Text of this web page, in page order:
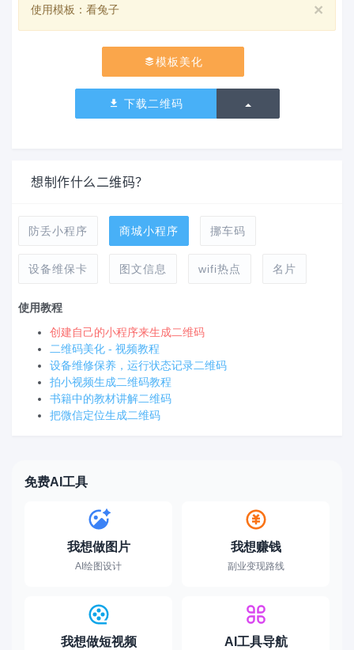
×
使用模板：看兔子
模板美化
下载二维码 切换下拉列表
想制作什么二维码？
防丢小程序 商城小程序 挪车码
设备维保卡 图文信息 wifi热点 名片
使用教程
创建自己的小程序来生成二维码
二维码美化 - 视频教程
设备维修保养，运行状态记录二维码
拍小视频生成二维码教程
书籍中的教材讲解二维码
把微信定位生成二维码
免费AI工具
我想做图片
AI绘图设计
我想赚钱
副业变现路线
我想做短视频 AI工具导航